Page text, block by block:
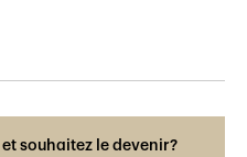
et souhaitez le devenir?